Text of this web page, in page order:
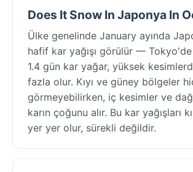
Does It Snow In Japonya In
Ülke genelinde January ayında
hafif kar yağışı görülür —
1.4 gün kar yağar, yüksek
fazla olur. Kıyı ve güney bölgeler
görmeyebilirken, iç kesimler ve
karın çoğunu alır. Bu kar yağışları
yer yer olur, sürekli değildir.